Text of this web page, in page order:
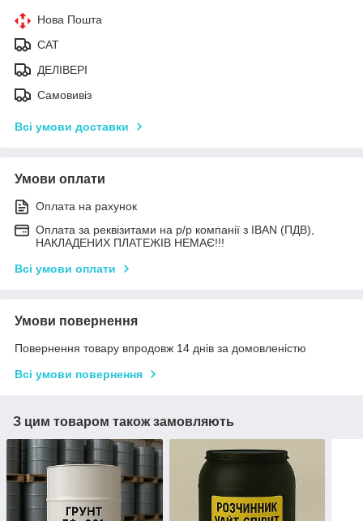
Нова Пошта
САТ
ДЕЛІВЕРІ
Самовивіз
Всі умови доставки
Умови оплати
Оплата на рахунок
Оплата за реквізитами на р/р компанії з IBAN (ПДВ),
НАКЛАДЕНИХ ПЛАТЕЖІВ НЕМАЄ!!!
Всі умови оплати
Умови повернення
Повернення товару впродовж 14 днів за домовленістю
Всі умови повернення
З цим товаром також замовляють